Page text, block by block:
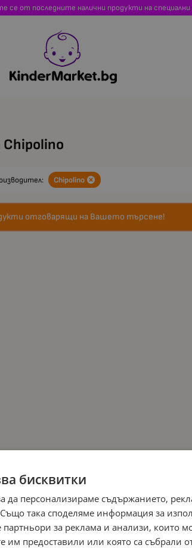
се от последните налични продукти на
Chipolino
Chipolino
отговарящи на Вашето търсене!
бисквитки
да персонализираме съдържанието,
така споделяме информация за
партньори за реклама и анализи, които
им предоставили или която са събрали